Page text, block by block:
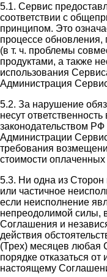
5.1. Сервис
соответствии с
принципом. Это
процессе обновления,
(в т. ч. проблемы
продуктами, а также
использования
Администрация
5.2. За нарушение
несут
законодательством
Администрации
требования
стоимости
5.3. Ни одна из Сторон
или частичное
если неисполнение
непреодолимой силы,
Соглашения и
действия
(Трех) месяцев любая
порядке отказаться
настоящему